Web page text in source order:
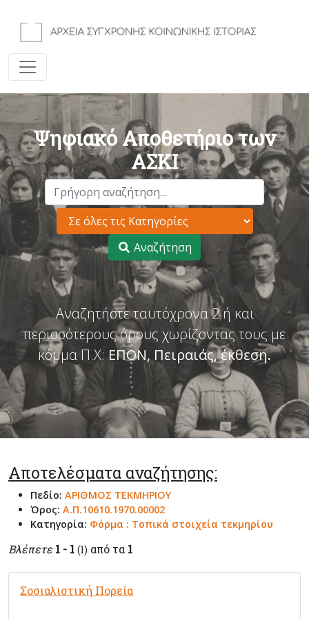
Ψηφιακό Αποθετήριο των
ΑΣΚΙ
Αναζήτηση
Αναζητήστε ταυτόχρονα 2 ή και
περισσότερους όρους χωρίζοντας τους με
κόμμα Π.Χ: ΕΠΟΝ, Πειραιάς, έκθεση.
Αποτελέσματα αναζήτησης:
Πεδίο: ΑΡΙΘΜΟΣ ΤΕΚΜΗΡΙΟΥ
Όρος: Α.Π.10610.1970.00002
Κατηγορία: Φόρμα : Τοπικά στοιχεία τεκμηρίου
Βλέπετε 1 - 1 (1) από τα 1
Σοσιαλιστική Πορεία